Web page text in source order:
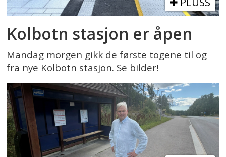
Kolbotn stasjon er åpen
Mandag morgen gikk de første togene til og
fra nye Kolbotn stasjon. Se bilder!